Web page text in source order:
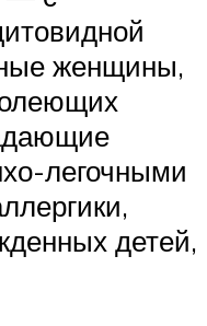
женщины,
легочными
детей,